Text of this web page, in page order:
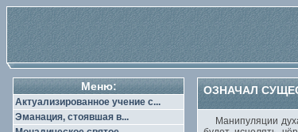
Меню:
Актуализированное учение с...
Эманация, стоявшая в...
ОЗНАЧАЛ
Манипуляции духа